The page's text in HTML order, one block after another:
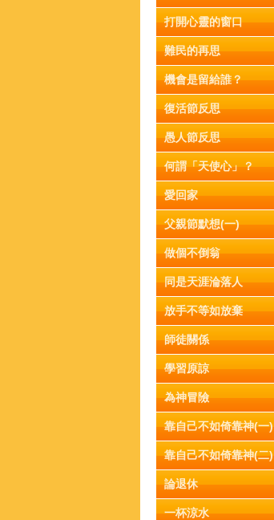
打開心靈的窗口
難民的再思
機會是留給誰？
復活節反思
愚人節反思
何謂「天使心」？
愛回家
父親節默想(一)
做個不倒翁
同是天涯淪落人
放手不等如放棄
師徒關係
學習原諒
為神冒險
靠自己不如倚靠神(一)
靠自己不如倚靠神(二)
論退休
一杯涼水